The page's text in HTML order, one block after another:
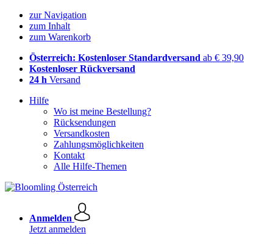
zur Navigation
zum Inhalt
zum Warenkorb
Österreich: Kostenloser Standardversand ab € 39,90
Kostenloser Rückversand
24 h Versand
Hilfe
Wo ist meine Bestellung?
Rücksendungen
Versandkosten
Zahlungsmöglichkeiten
Kontakt
Alle Hilfe-Themen
Anmelden
Jetzt anmelden